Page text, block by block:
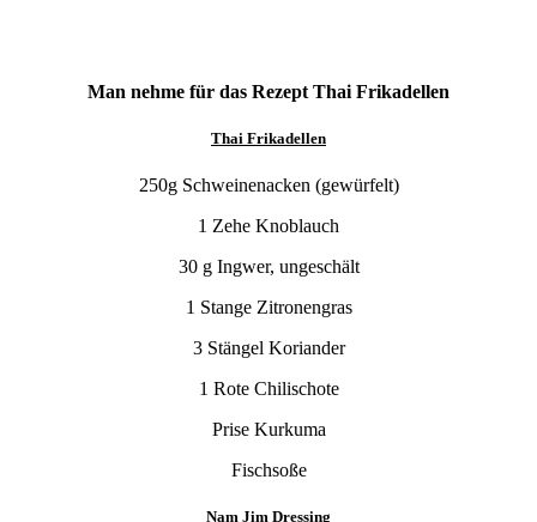
Man nehme für das Rezept Thai Frikadellen
Thai Frikadellen
250g Schweinenacken (gewürfelt)
1 Zehe Knoblauch
30 g Ingwer, ungeschält
1 Stange Zitronengras
3 Stängel Koriander
1 Rote Chilischote
Prise Kurkuma
Fischsoße
Nam Jim Dressing